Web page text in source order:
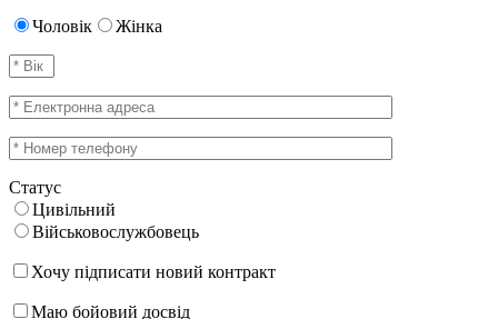
Чоловік Жінка
Статус
Цивільний
Військовослужбовець
Хочу підписати новий контракт
Маю бойовий досвід